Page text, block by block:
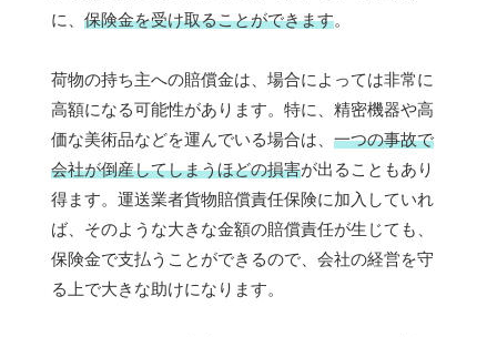
に、 保険金を受け取ることができます。
荷物の持ち主への賠償金は、場合によっては非常に
高額になる可能性があります。特に、精密機器や高
価な美術品などを運んでいる場合は、 一つの事故で
会社が倒産してしまうほどの損害が出ることもあり
得ます。運送業者貨物賠償責任保険に加入していれ
ば、そのような大きな金額の賠償責任が生じても、
保険金で支払うことができるので、会社の経営を守
る上で大きな助けになります。